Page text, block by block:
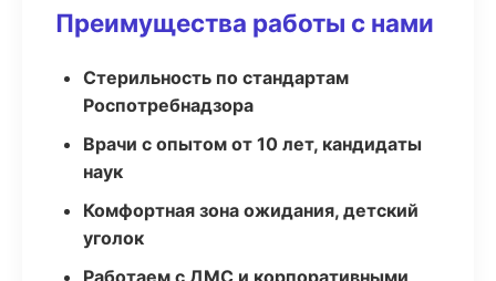
Преимущества работы с нами
Стерильность по стандартам
Роспотребнадзора
Врачи с опытом от 10 лет, кандидаты
наук
Комфортная зона ожидания, детский
уголок
Работаем с ДМС и корпоративными